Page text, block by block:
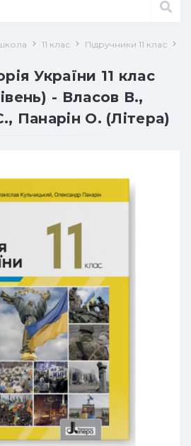
11 клас Підручники 11 клас
України 11 клас
- Власов В.,
Панарін О. (Літера)